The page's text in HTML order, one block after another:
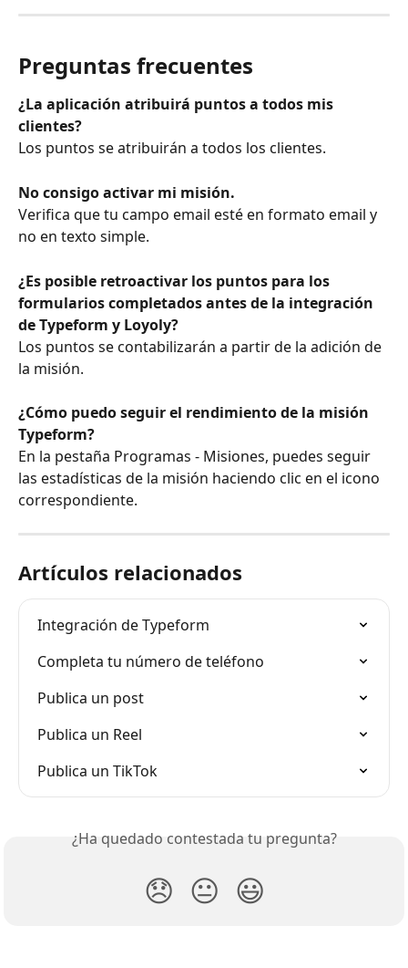
Preguntas frecuentes
¿La aplicación atribuirá puntos a todos mis
clientes?
Los puntos se atribuirán a todos los clientes.
No consigo activar mi misión.
Verifica que tu campo email esté en formato email y
no en texto simple.
¿Es posible retroactivar los puntos para los
formularios completados antes de la integración
de Typeform y Loyoly?
Los puntos se contabilizarán a partir de la adición de
la misión.
¿Cómo puedo seguir el rendimiento de la misión
Typeform?
En la pestaña Programas - Misiones, puedes seguir
las estadísticas de la misión haciendo clic en el icono
correspondiente.
Artículos relacionados
Integración de Typeform
Completa tu número de teléfono
Publica un post
Publica un Reel
Publica un TikTok
¿Ha quedado contestada tu pregunta?
😞 😐 😃